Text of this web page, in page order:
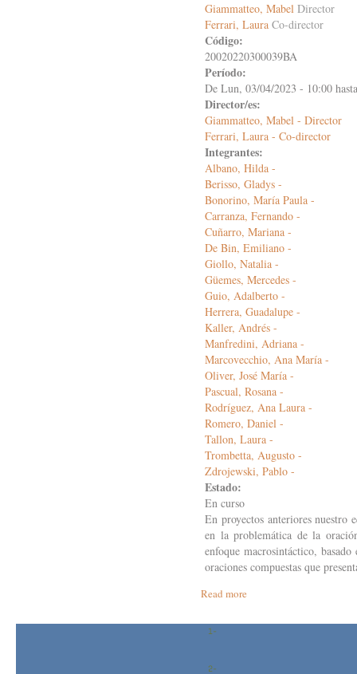
Giammatteo, Mabel Director
Ferrari, Laura Co-director
Código:
20020220300039BA
Período:
De Lun, 03/04/2023 - 10:00
Director/es:
Giammatteo, Mabel - Director
Ferrari, Laura - Co-director
Integrantes:
Albano, Hilda -
Berisso, Gladys -
Bonorino, María Paula -
Carranza, Fernando -
Cuñarro, Mariana -
De Bin, Emiliano -
Giollo, Natalia -
Güemes, Mercedes -
Guio, Adalberto -
Herrera, Guadalupe -
Kaller, Andrés -
Manfredini, Adriana -
Marcovecchio, Ana María -
Oliver, José María -
Pascual, Rosana -
Rodríguez, Ana Laura -
Romero, Daniel -
Tallon, Laura -
Trombetta, Augusto -
Zdrojewski, Pablo -
Estado:
En curso
En proyectos anteriores nuestro
en la problemática de la
enfoque macrosintáctico,
oraciones compuestas que
Read more
relaciones